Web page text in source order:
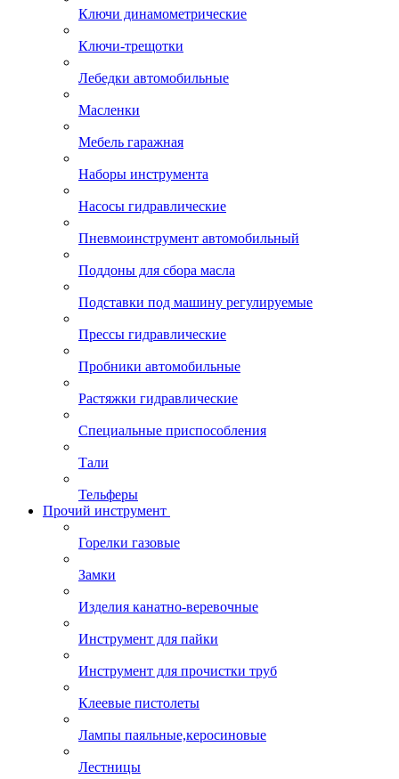
Ключи динамометрические
Ключи-трещотки
Лебедки автомобильные
Масленки
Мебель гаражная
Наборы инструмента
Насосы гидравлические
Пневмоинструмент автомобильный
Поддоны для сбора масла
Подставки под машину регулируемые
Прессы гидравлические
Пробники автомобильные
Растяжки гидравлические
Специальные приспособления
Тали
Тельферы
Прочий инструмент
Горелки газовые
Замки
Изделия канатно-веревочные
Инструмент для пайки
Инструмент для прочистки труб
Клеевые пистолеты
Лампы паяльные,керосиновые
Лестницы